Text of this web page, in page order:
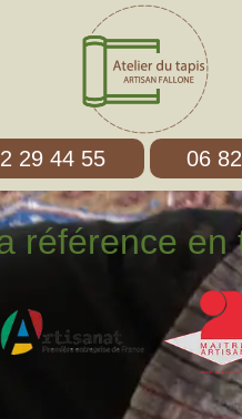
29 44 55 06
référence en